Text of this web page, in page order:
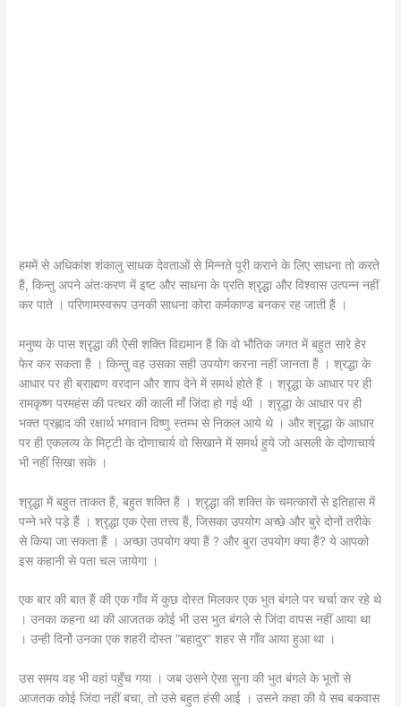
हममें से अधिकांश शंकालु साधक देवताओं से मिन्नते पूरी कराने के लिए साधना तो करते
हैं, किन्तु अपने अंतःकरण में इष्ट और साधना के प्रति श्रृद्धा और विश्वास उत्पन्न नहीं
कर पाते । परिणामस्वरूप उनकी साधना कोरा कर्मकाण्ड बनकर रह जाती हैं ।
मनुष्य के पास श्रृद्धा की ऐसी शक्ति विद्यमान हैं कि वो भौतिक जगत में बहुत सारे हेर
फेर कर सकता हैं । किन्तु वह उसका सही उपयोग करना नहीं जानता हैं । श्रद्धा के
आधार पर ही ब्राह्मण वरदान और शाप देने में समर्थ होते हैं । श्रृद्धा के आधार पर ही
रामकृष्ण परमहंस की पत्थर की काली माँ जिंदा हो गई थी । श्रृद्धा के आधार पर ही
भक्त प्रह्लाद की रक्षार्थ भगवान विष्णु स्तम्भ से निकल आये थे । और श्रृद्धा के आधार
पर ही एकलव्य के मिट्टी के दोणाचार्य वो सिखाने में समर्थ हुये जो असली के दोणाचार्य
भी नहीं सिखा सके ।
श्रृद्धा में बहुत ताकत हैं, बहुत शक्ति हैं । श्रृद्धा की शक्ति के चमत्कारों से इतिहास में
पन्ने भरे पड़े हैं । श्रृद्धा एक ऐसा तत्त्व हैं, जिसका उपयोग अच्छे और बुरे दोनों तरीके
से किया जा सकता हैं । अच्छा उपयोग क्या हैं ? और बुरा उपयोग क्या हैं? ये आपको
इस कहानी से पता चल जायेगा ।
एक बार की बात हैं की एक गाँव में कुछ दोस्त मिलकर एक भुत बंगले पर चर्चा कर रहे थे
। उनका कहना था की आजतक कोई भी उस भुत बंगले से जिंदा वापस नहीं आया था
। उन्ही दिनों उनका एक शहरी दोस्त “बहादुर” शहर से गाँव आया हुआ था ।
उस समय वह भी वहां पहुँच गया । जब उसने ऐसा सुना की भुत बंगले के भूतों से
आजतक कोई जिंदा नहीं बचा, तो उसे बहुत हंसी आई । उसने कहा की ये सब बकवास